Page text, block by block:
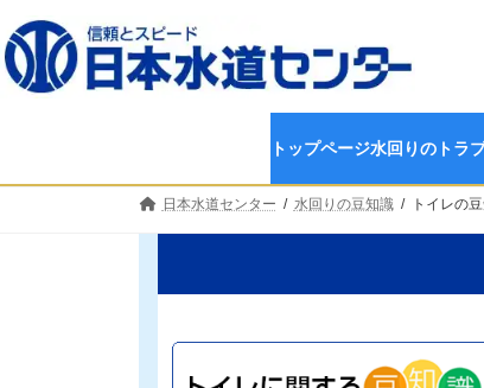
ン
テ
ン
キ
ビ
ゲ
ー
に
トップページ水回りのトラ
日本水道センター 水回りの豆知識 トイレの